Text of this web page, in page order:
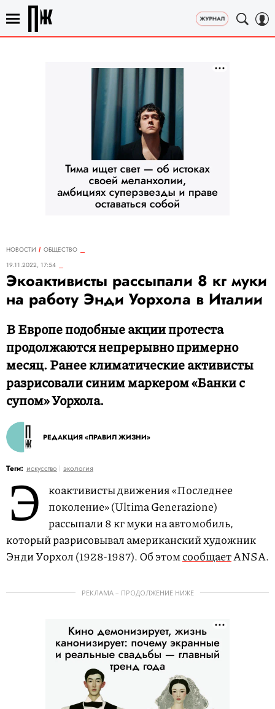
НОВОСТИ
ОБЩЕСТВО
19.11.2022, 17:54
Экоактивисты рассыпали 8 кг муки
на работу Энди Уорхола в Италии
В Европе подобные акции протеста
продолжаются непрерывно примерно
месяц. Ранее климатические активисты
разрисовали синим маркером «Банки с
супом» Уорхола.
РЕДАКЦИЯ «ПРАВИЛ ЖИЗНИ»
Теги: искусство экология
Э
коактивисты движения «Последнее
поколение» (Ultima Generazione)
рассыпали 8 кг муки на автомобиль,
который разрисовывал американский художник
Энди Уорхол (1928-1987). Об этомсообщаетANSA.
РЕКЛАМА – ПРОДОЛЖЕНИЕ НИЖЕ